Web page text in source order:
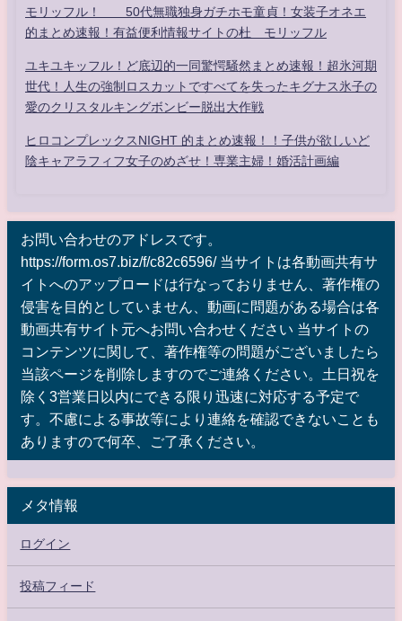
モリッフル！ 50代無職独身ガチホモ童貞！女装子オネエ
的まとめ速報！有益便利情報サイトの杜 モリッフル
ユキユキッフル！ど底辺的一同驚愕騒然まとめ速報！超氷河期
世代！人生の強制ロスカットですべてを失ったキグナス氷子の
愛のクリスタルキングボンビー脱出大作戦
ヒロコンプレックスNIGHT 的まとめ速報！！子供が欲しいど
陰キャアラフィフ女子のめざせ！専業主婦！婚活計画編
お問い合わせのアドレスです。
https://form.os7.biz/f/c82c6596/ 当サイトは各動画共有サ
イトへのアップロードは行なっておりません、著作権の
侵害を目的としていません、動画に問題がある場合は各
動画共有サイト元へお問い合わせください 当サイトの
コンテンツに関して、著作権等の問題がございましたら
当該ページを削除しますのでご連絡ください。土日祝を
除く3営業日以内にできる限り迅速に対応する予定で
す。不慮による事故等により連絡を確認できないことも
ありますので何卒、ご了承ください。
メタ情報
ログイン
投稿フィード